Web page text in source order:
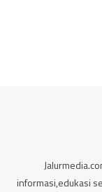
informasi,edukasi